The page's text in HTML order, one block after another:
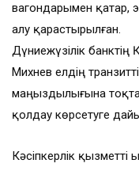
вагондарымен қатар,
алу қарастырылған.
Дүниежүзілік банктің
Михнев елдің
маңыздылығына
қолдау көрсетуге
Кәсіпкерлік қызметті